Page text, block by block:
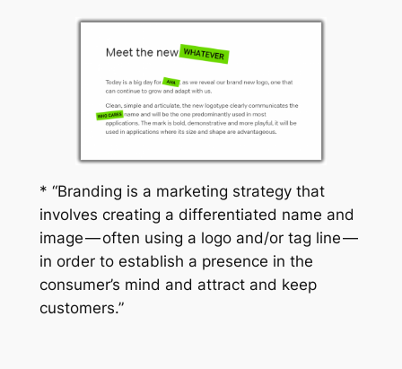
* “Branding is a marketing strategy that
involves creating a differentiated name and
image — often using a logo and/or tag line —
in order to establish a presence in the
consumer’s mind and attract and keep
customers.”